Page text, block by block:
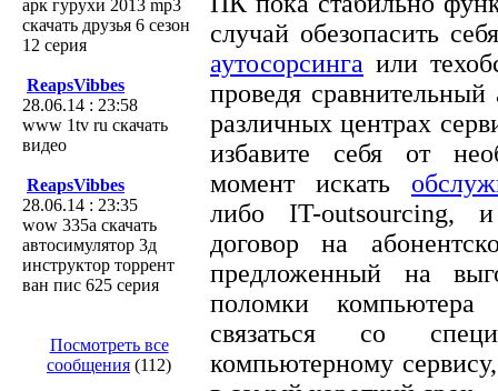
арк гурухи 2013 mp3
скачать друзья 6 сезон
12 серия
ReapsVibbes
28.06.14 : 23:58
www 1tv ru скачать
видео
ReapsVibbes
28.06.14 : 23:35
wow 335а скачать
автосимулятор 3д
инструктор торрент
ван пис 625 серия
Посмотреть все
сообщения (112)
случай обезопасить
аутосорсинга или
проведя сравнительный
различных центрах
избавите себя от
момент искать
либо IT-outsourcing,
договор на
предложенный на
поломки
связаться со
компьютерному